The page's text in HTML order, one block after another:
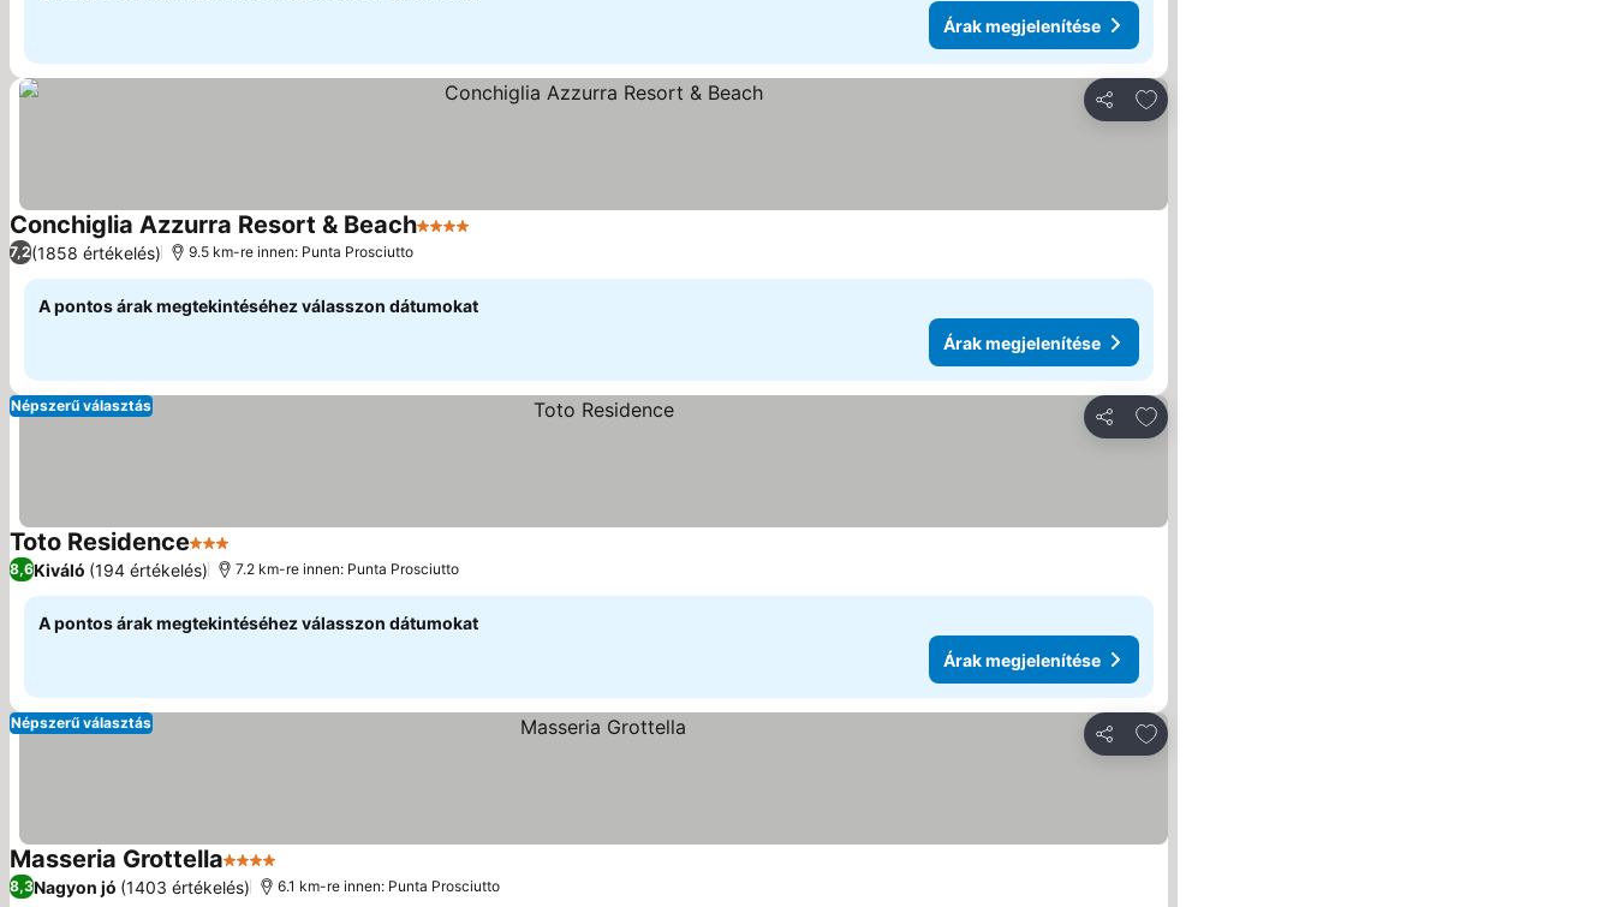
Árak megjelenítése
Megosztás
Hozzáadás a kedvencekhez
Conchiglia Azzurra Resort & Beach4 Kategória
7,2(1858 értékelés) 9.5 km-re innen: Punta Prosciutto
A pontos árak megtekintéséhez válasszon dátumokat
Árak megjelenítése
Megosztás
Hozzáadás a kedvencekhez
Népszerű választás
Toto Residence3 Kategória
8,6Kiváló (194 értékelés) 7.2 km-re innen: Punta Prosciutto
A pontos árak megtekintéséhez válasszon dátumokat
Árak megjelenítése
Megosztás
Hozzáadás a kedvencekhez
Népszerű választás
Masseria Grottella4 Kategória
8,3Nagyon jó (1403 értékelés) 6.1 km-re innen: Punta Prosciutto